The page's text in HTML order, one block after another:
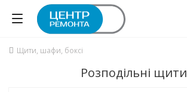
Щити, шафи, боксі
Розподільні щити